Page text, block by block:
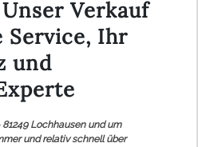
Verkauf
Service, Ihr
und
Lochhausen und um
und relativ schnell über